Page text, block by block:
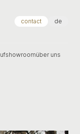
contact de
showroomüber uns